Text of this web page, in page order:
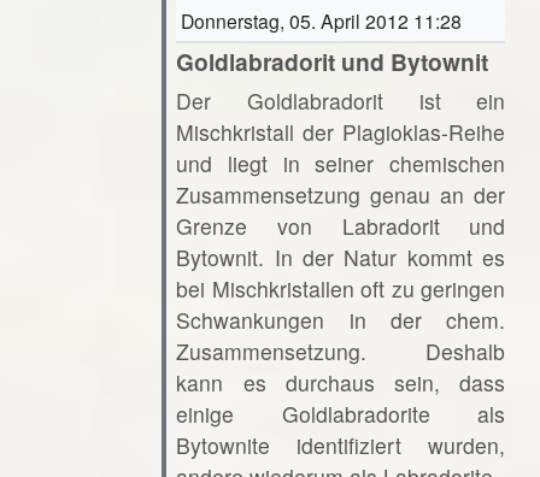
Donnerstag, 05. April 2012 11:28
Goldlabradorit und Bytownit
Der Goldlabradorit ist ein
Mischkristall der Plagioklas-Reihe
und liegt in seiner chemischen
Zusammensetzung genau an der
Grenze von Labradorit und
Bytownit. In der Natur kommt es
bei Mischkristallen oft zu geringen
Schwankungen in der chem.
Zusammensetzung. Deshalb
kann es durchaus sein, dass
einige Goldlabradorite als
Bytownite identifiziert wurden,